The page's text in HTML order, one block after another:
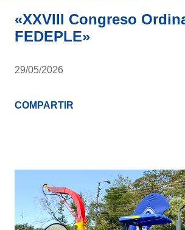
«XXVIII Congreso
FEDEPLE»
29/05/2026
COMPARTIR